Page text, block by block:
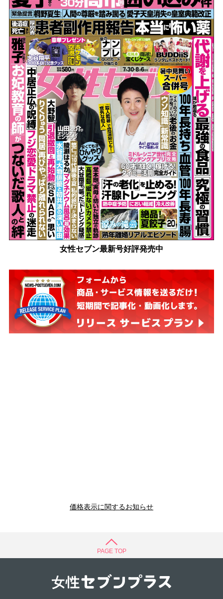
女性セブン最新号好評発売中
価格表示に関するお知らせ
PAGE TOP